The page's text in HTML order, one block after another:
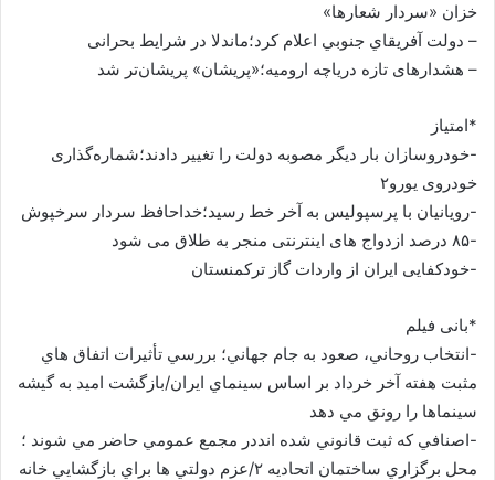
خزان «سردار شعارها»
– دولت آفريقاي جنوبي اعلام كرد؛ماندلا در شرایط بحرانی
– هشدارهای تازه دریاچه ارومیه‌؛«پریشان» پريشان‌تر شد
*امتیاز
-خودروسازان بار دیگر مصوبه دولت را تغییر دادند؛شماره‌گذاری
خودروی یورو۲
-رویانیان با پرسپولیس به آخر خط رسید؛خداحافظ سردار سرخپوش
-۸۵ درصد ازدواج های اینترنتی منجر به طلاق می شود
-خودکفایی ایران از واردات گاز ترکمنستان
*بانی فیلم
-انتخاب روحاني، صعود به جام جهاني؛ بررسي تأثيرات اتفاق هاي
مثبت هفته آخر خرداد بر اساس سينماي ايران/بازگشت اميد به گيشه
سينماها را رونق مي دهد
-اصنافي كه ثبت قانوني شده انددر مجمع عمومي حاضر مي شوند ؛
محل برگزاري ساختمان اتحاديه ۲/عزم دولتي ها براي بازگشايي خانه